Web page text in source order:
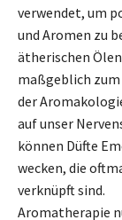
verwendet, um
und Aromen zu
ätherischen
maßgeblich
der
auf unser
können Düfte
wecken, die
verknüpft sind.
Aromatherapie